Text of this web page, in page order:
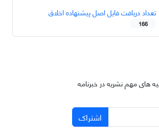
تعداد دریافت فایل اصل پیشنهاده اخلاق
166
های مهم نشریه در خبرنامه
اشتراک